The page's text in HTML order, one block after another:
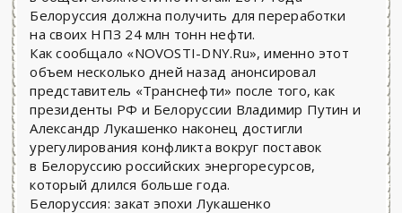
Белоруссия должна получить для переработки
на своих НПЗ 24 млн тонн нефти.
Как сообщало «NOVOSTI-DNY.Ru», именно этот
объем несколько дней назад анонсировал
представитель «Транснефти» после того, как
президенты РФ и Белоруссии Владимир Путин и
Александр Лукашенко наконец достигли
урегулирования конфликта вокруг поставок
в Белоруссию российских энергоресурсов,
который длился больше года.
Белоруссия: закат эпохи Лукашенко